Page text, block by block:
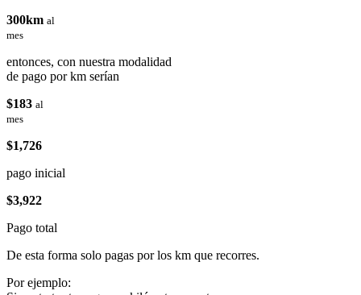
300km al
mes
entonces, con nuestra modalidad
de pago por km serían
$183 al
mes
$1,726
pago inicial
$3,922
Pago total
De esta forma solo pagas por los km que recorres.
Por ejemplo: